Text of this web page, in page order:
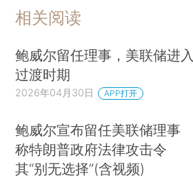
相关阅读
鲍威尔留任理事，美联储进入
过渡时期
2026年04月30日 APP打开
鲍威尔宣布留任美联储理事
称特朗普政府法律攻击令
其“别无选择”(含视频)